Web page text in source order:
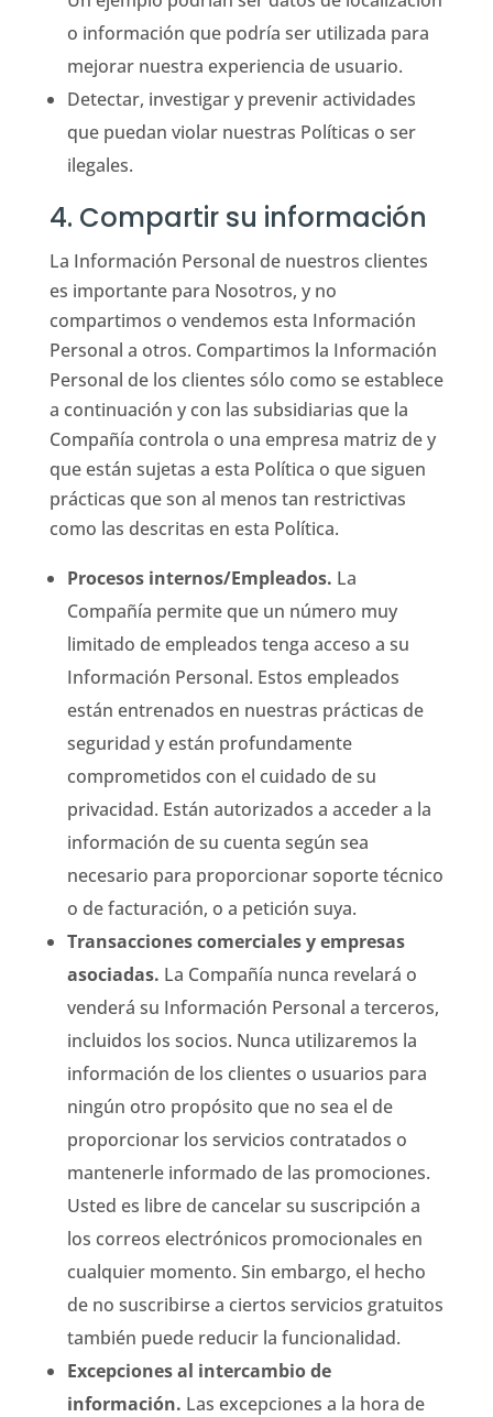
o información que podría ser utilizada para
mejorar nuestra experiencia de usuario.
Detectar, investigar y prevenir actividades
que puedan violar nuestras Políticas o ser
ilegales.
4. Compartir su información
La Información Personal de nuestros clientes
es importante para Nosotros, y no
compartimos o vendemos esta Información
Personal a otros. Compartimos la Información
Personal de los clientes sólo como se establece
a continuación y con las subsidiarias que la
Compañía controla o una empresa matriz de y
que están sujetas a esta Política o que siguen
prácticas que son al menos tan restrictivas
como las descritas en esta Política.
Procesos internos/Empleados. La
Compañía permite que un número muy
limitado de empleados tenga acceso a su
Información Personal. Estos empleados
están entrenados en nuestras prácticas de
seguridad y están profundamente
comprometidos con el cuidado de su
privacidad. Están autorizados a acceder a la
información de su cuenta según sea
necesario para proporcionar soporte técnico
o de facturación, o a petición suya.
Transacciones comerciales y empresas
asociadas. La Compañía nunca revelará o
venderá su Información Personal a terceros,
incluidos los socios. Nunca utilizaremos la
información de los clientes o usuarios para
ningún otro propósito que no sea el de
proporcionar los servicios contratados o
mantenerle informado de las promociones.
Usted es libre de cancelar su suscripción a
los correos electrónicos promocionales en
cualquier momento. Sin embargo, el hecho
de no suscribirse a ciertos servicios gratuitos
también puede reducir la funcionalidad.
Excepciones al intercambio de
información. Las excepciones a la hora de